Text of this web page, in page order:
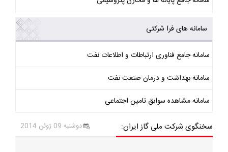
سامانه های فرا شرکتی
سامانه جامع فناوری ارتباطات و اطلاعات نفت
سامانه بهداشت و درمان صنعت نفت
سامانه مشاهده سوابق تامین اجتماعی
سخنگوی شرکت ملی گاز ایران: دوشنبه 09 ژوئن 2014